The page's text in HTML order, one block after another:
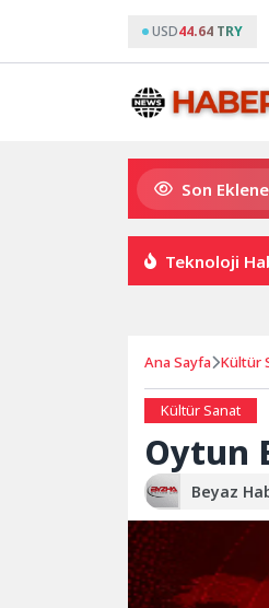
USD44.64 TRY
Son
Bilgesu Erenus Son
Teknoloji
Ana Sayfa Kültür
Kültür Sanat
Oytun
Beyaz